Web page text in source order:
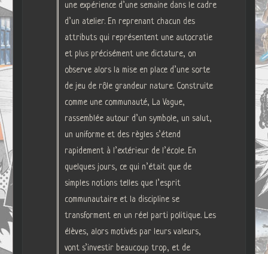
une expérience d’une semaine dans le cadre
d’un atelier. En reprenant chacun des
attributs qui représentent une autocratie
et plus précisément une dictature, on
observe alors la mise en place d’une sorte
de jeu de rôle grandeur nature. Construite
comme une communauté, La Vague,
rassemblée autour d’un symbole, un salut,
un uniforme et des règles s’étend
rapidement à l’extérieur de l’école. En
quelques jours, ce qui n’était que de
simples notions telles que l’esprit
communautaire et la discipline se
transforment en un réel parti politique. Les
élèves, alors motivés par leurs valeurs,
vont s’investir beaucoup trop, et de